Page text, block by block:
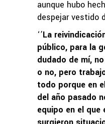
aunque hubo
despejar vestido
‘’La
público, para la
dudado de mí,
o no, pero
todo porque en
del año pasado
equipo en el que